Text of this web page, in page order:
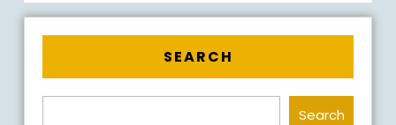
SEARCH
Search